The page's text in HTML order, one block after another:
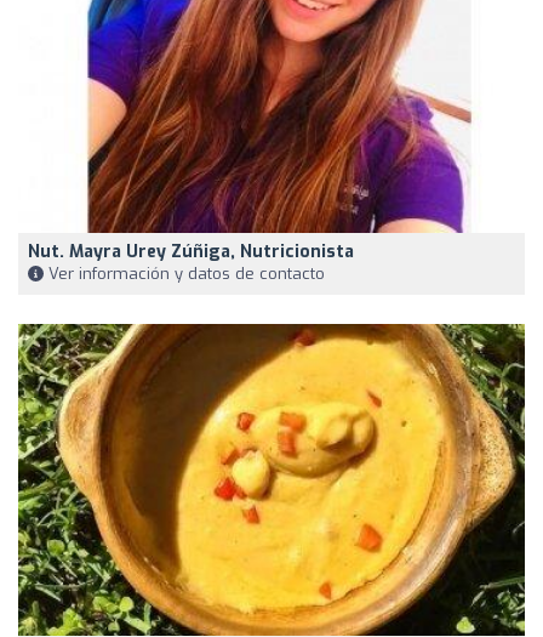
Nut. Mayra Urey Zúñiga, Nutricionista
Ver información y datos de contacto